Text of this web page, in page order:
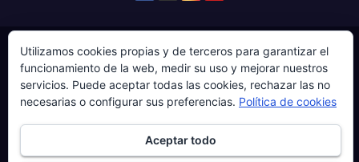
© Copyright 2024. Todos los derechos reservados.
Web gestionada por Producciones Audiovisuales El
Guaje Visuals.
Sobre ‘Ḷḷena a esgaya’ Publicidad
Contacto
Política de privacidad
Política de cookies
Utilizamos cookies propias y de terceros para garantizar el
funcionamiento de la web, medir su uso y mejorar nuestros
servicios. Puede aceptar todas las cookies, rechazar las no
necesarias o configurar sus preferencias. Política de cookies
Aceptar todo